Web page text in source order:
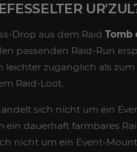
Drop aus dem Raid Tomb
passenden Raid-Run
leichter zugänglich als
Raid-Loot.
sich nicht um ein
ein dauerhaft farmbares
nicht um ein Event-